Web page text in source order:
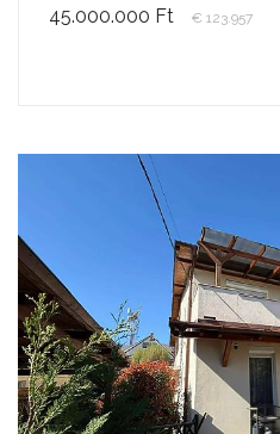
45.000.000 Ft € 123.957